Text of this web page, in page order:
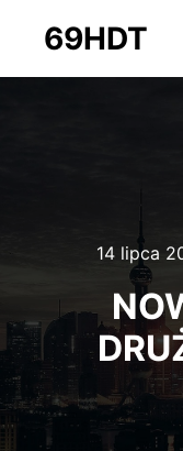
69HDT
14 lipca